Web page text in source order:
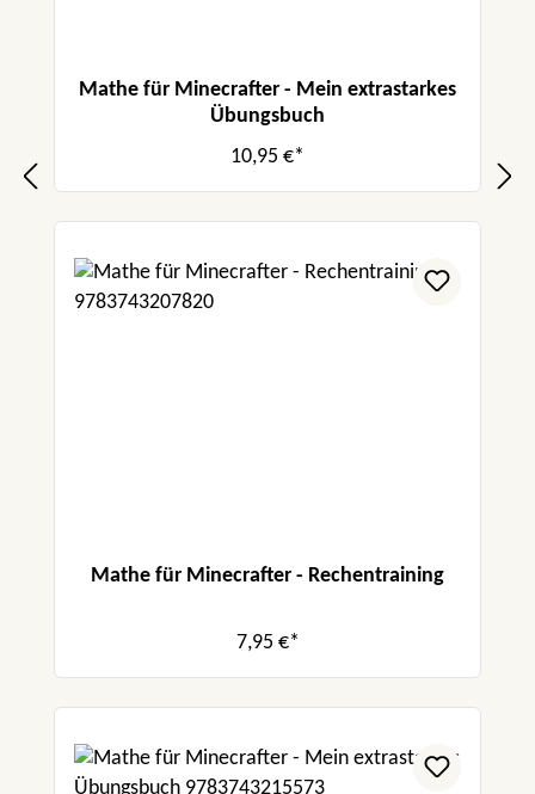
Mathe für Minecrafter - Mein extrastarkes
Übungsbuch
10,95 €*
Mathe für Minecrafter - Rechentraining
7,95 €*